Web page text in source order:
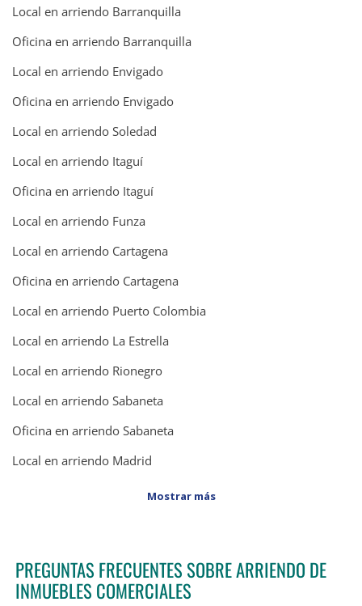
Local en arriendo Barranquilla
Oficina en arriendo Barranquilla
Local en arriendo Envigado
Oficina en arriendo Envigado
Local en arriendo Soledad
Local en arriendo Itaguí
Oficina en arriendo Itaguí
Local en arriendo Funza
Local en arriendo Cartagena
Oficina en arriendo Cartagena
Local en arriendo Puerto Colombia
Local en arriendo La Estrella
Local en arriendo Rionegro
Local en arriendo Sabaneta
Oficina en arriendo Sabaneta
Local en arriendo Madrid
Mostrar más
PREGUNTAS FRECUENTES SOBRE ARRIENDO DE
INMUEBLES COMERCIALES